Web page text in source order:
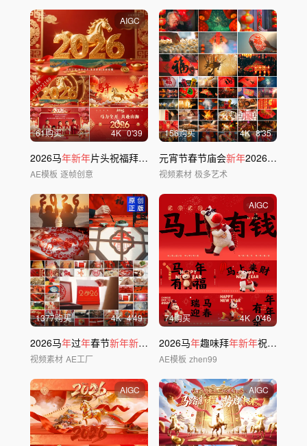
AIGC
61购买 4K 0'39
2026马年新年片头祝福拜年 边框
AE模板 逐帧创意
156购买 4K 8'35
元宵节春节庙会新年2026花灯
视频素材 极多艺术
1377购买 4K 4'49
2026马年过年春节新年新春合集年味
视频素材 AE工厂
AIGC
74购买 4K 0'46
2026马年趣味拜年新年祝福快闪
AE模板 zhen99
AIGC AIGC